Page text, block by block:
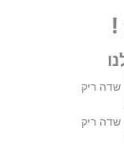
!
שדה ריק
שדה ריק